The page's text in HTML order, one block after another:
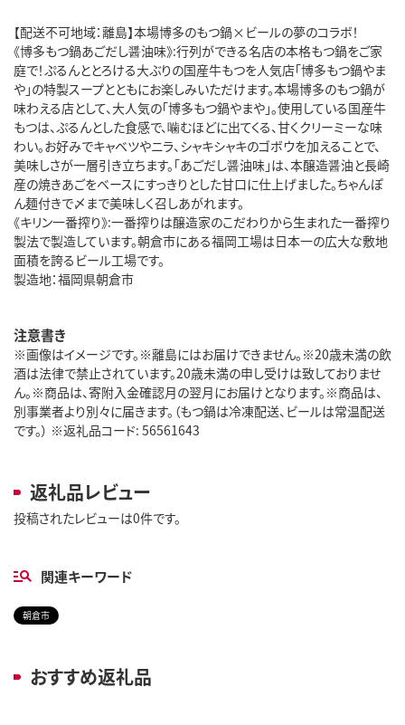
【配送不可地域：離島】本場博多のもつ鍋×ビールの夢のコラボ！
《博多もつ鍋あごだし醤油味》:行列ができる名店の本格もつ鍋をご家
庭で！ぷるんととろける大ぶりの国産牛もつを人気店「博多もつ鍋やま
や」の特製スープとともにお楽しみいただけます。本場博多のもつ鍋が
味わえる店として、大人気の「博多もつ鍋やまや」。使用している国産牛
もつは、ぷるんとした食感で、噛むほどに出てくる、甘くクリーミーな味
わい。お好みでキャベツやニラ、シャキシャキのゴボウを加えることで、
美味しさが一層引き立ちます。「あごだし醤油味」は、本醸造醤油と長崎
産の焼きあごをベースにすっきりとした甘口に仕上げました。ちゃんぽ
ん麺付きで〆まで美味しく召しあがれます。
《キリン一番搾り》:一番搾りは醸造家のこだわりから生まれた一番搾り
製法で製造しています。朝倉市にある福岡工場は日本一の広大な敷地
面積を誇るビール工場です。
製造地：福岡県朝倉市
注意書き
※画像はイメージです。※離島にはお届けできません。※20歳未満の飲
酒は法律で禁止されています。20歳未満の申し受けは致しておりませ
ん。※商品は、寄附入金確認月の翌月にお届けとなります。※商品は、
別事業者より別々に届きます。（もつ鍋は冷凍配送、ビールは常温配送
です。） ※返礼品コード: 56561643
返礼品レビュー
投稿されたレビューは0件です。
関連キーワード
朝倉市
おすすめ返礼品